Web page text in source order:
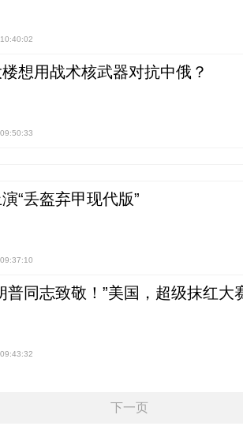
想用战术核武器对抗中俄？
“丢盔弃甲现代版”
普同志致敬！”美国，超级抹红大
下一页